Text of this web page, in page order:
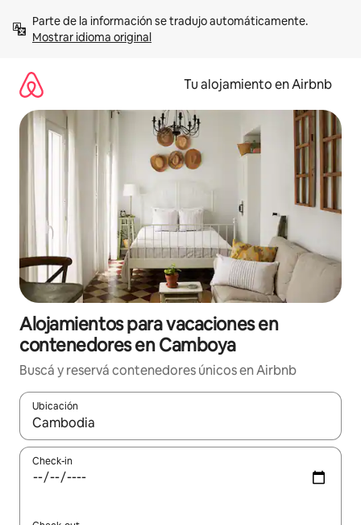
contenidoMostrar idioma original
Tu alojamiento en Airbnb
Alojamientos para vacaciones en
contenedores en Camboya
Buscá y reservá contenedores únicos en Airbnb
Ubicación
Cuando los resultados estén disponibles, navegá con las
Check-in